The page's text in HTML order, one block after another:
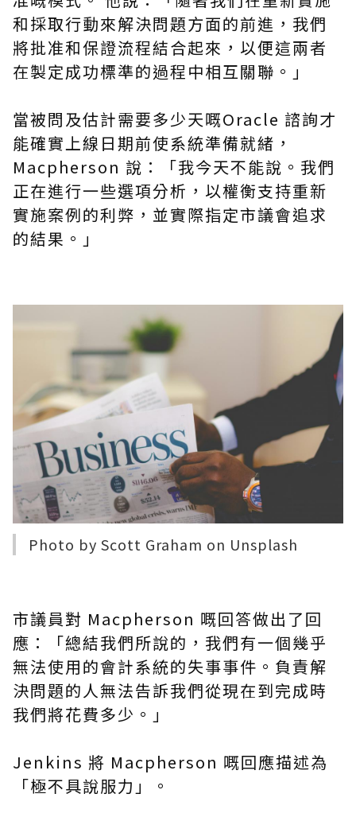
和採取行動來解決問題方面的前進，我們
將批准和保證流程結合起來，以便這兩者
在製定成功標準的過程中相互關聯。」
當被問及估計需要多少天嘅Oracle 諮詢才
能確實上線日期前使系統準備就緒，
Macpherson 說：「我今天不能說。我們
正在進行一些選項分析，以權衡支持重新
實施案例的利弊，並實際指定市議會追求
的結果。」
Photo by Scott Graham on Unsplash
市議員對 Macpherson 嘅回答做出了回
應：「總結我們所說的，我們有一個幾乎
無法使用的會計系統的失事事件。負責解
決問題的人無法告訴我們從現在到完成時
我們將花費多少。」
Jenkins 將 Macpherson 嘅回應描述為
「極不具說服力」。